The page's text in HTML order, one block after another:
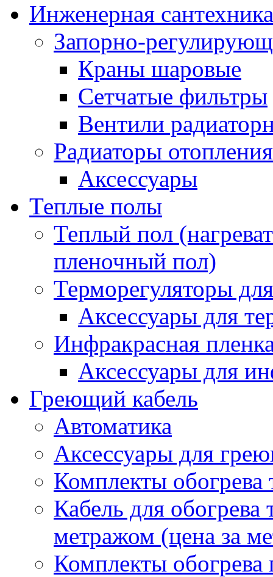
Инженерная сантехника
Запорно-
Краны шаровые
Сетчатые фильтры
Вентили
Радиаторы отопления
Аксессуары
Теплые полы
Теплый пол
пленочный пол)
Терморегуляторы
Аксессуары для
Инфракрасная
Аксессуары для
Греющий кабель
Автоматика
Аксессуары для
Комплекты обогрева
Кабель для обогрева
метражом (цена за
Комплекты обогрева